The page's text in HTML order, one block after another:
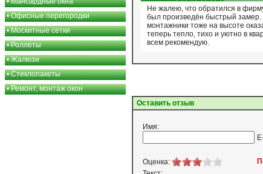
•Офисные перегородки
•Москитные сетки
•Роллеты
•Жалюзи
•Стеклопакеты
•Ремонт, монтаж окон
Не жалею, что обратился в
был произведён быстрый замер.
монтажники тоже на высоте
теперь тепло, тихо и уютно в
всем рекомендую.
Оставить отзыв
Имя:
Оценка: